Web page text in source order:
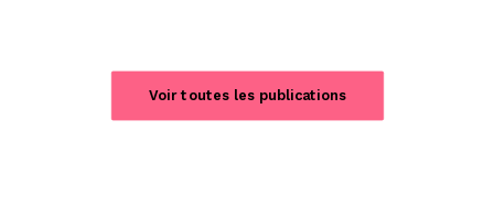
Voir toutes les publications